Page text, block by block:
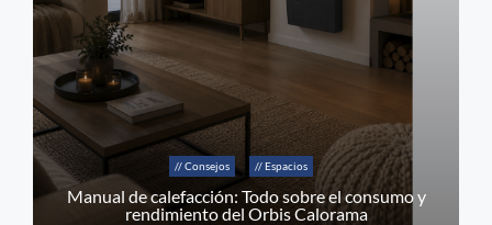
// Consejos // Espacios
Manual de calefacción: Todo sobre el consumo y
rendimiento del Orbis Calorama